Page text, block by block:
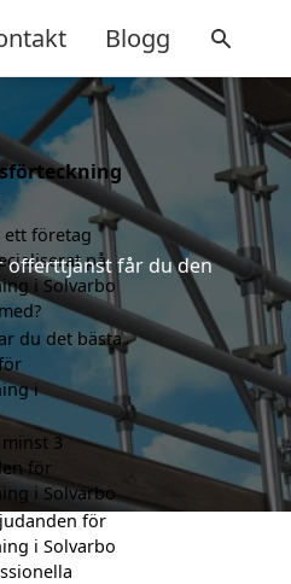
Blogg
offerttjänst får du den
ett företag
på
i Solvarbo
du det bästa
i
3
för
i Solvarbo
för
i Solvarbo